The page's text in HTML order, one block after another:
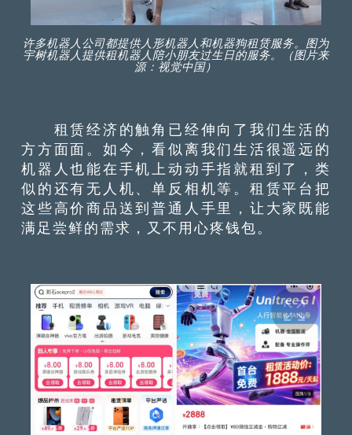
许多机器人公司都提供人形机器人和机器狗租赁服务。图为
宇树机器人提供租机器人陪小朋友过生日的服务。（图片来
源：视觉中国）
租赁经济的触角已经伸向了我们生活的
方方面面。如今，看似离我们生活很遥远的
机器人也能在手机上动动手指就租到了，类
似的还有无人机、单反相机等。租赁平台把
这些高价商品送到普通人手里，让大家既能
满足尝鲜的需求，又不用心疼钱包。